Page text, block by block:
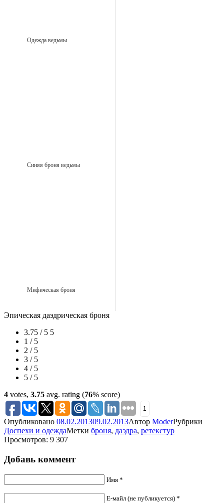
Одежда ведьмы
Синяя броня ведьмы
Мифическая броня
Эпическая даэдрическая броня
3.75 / 5 5
1 / 5
2 / 5
3 / 5
4 / 5
5 / 5
4 votes, 3.75 avg. rating (76% score)
1
Опубликовано 08.02.201309.02.2013Автор ModerРубрики
Доспехи и одеждаМетки броня, даэдра, ретекстур
Просмотров: 9 307
Добавь коммент
Имя *
Е-майл (не публикуется) *